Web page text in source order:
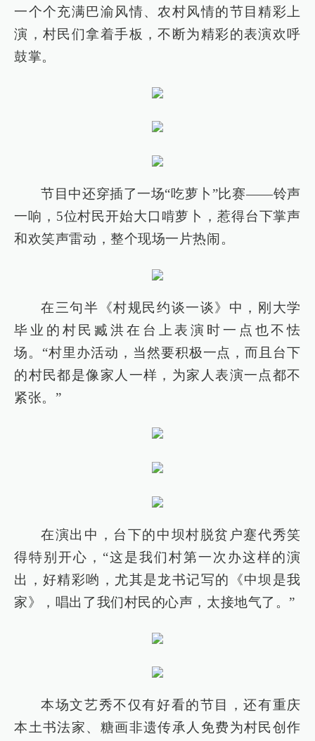
一个个充满巴渝风情、农村风情的节目精彩上
演，村民们拿着手板，不断为精彩的表演欢呼
鼓掌。
节目中还穿插了一场“吃萝卜”比赛——铃声
一响，5位村民开始大口啃萝卜，惹得台下掌声
和欢笑声雷动，整个现场一片热闹。
在三句半《村规民约谈一谈》中，刚大学
毕业的村民臧洪在台上表演时一点也不怯
场。“村里办活动，当然要积极一点，而且台下
的村民都是像家人一样，为家人表演一点都不
紧张。”
在演出中，台下的中坝村脱贫户蹇代秀笑
得特别开心，“这是我们村第一次办这样的演
出，好精彩哟，尤其是龙书记写的《中坝是我
家》，唱出了我们村民的心声，太接地气了。”
本场文艺秀不仅有好看的节目，还有重庆
本土书法家、糖画非遗传承人免费为村民创作